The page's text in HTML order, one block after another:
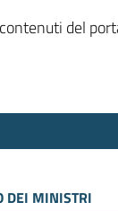
del
DEI MINISTRI